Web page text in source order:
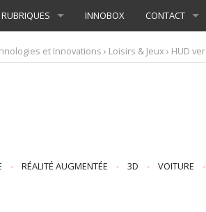
RUBRIQUES INNOBOX CONTACT
et Innovations › Loisirs & Jeux › HUD
- RÉALITÉ AUGMENTÉE - 3D - VOITURE -